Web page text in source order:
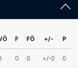
F FÖ +/- P
0 0 +/-0 0